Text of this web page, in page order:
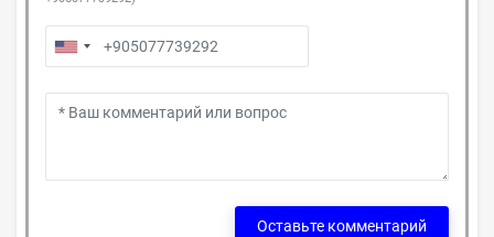
Оставьте комментарий